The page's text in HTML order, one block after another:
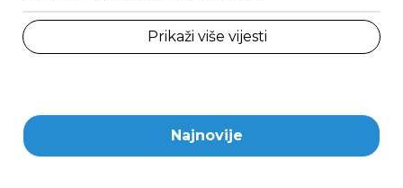
Prikaži više vijesti
Najnovije